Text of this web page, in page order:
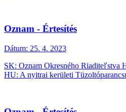
Oznam - Értesítés
Dátum: 25. 4. 2023
SK: Oznam Okresného Riaditeľstva
HU: A nyitrai kerületi